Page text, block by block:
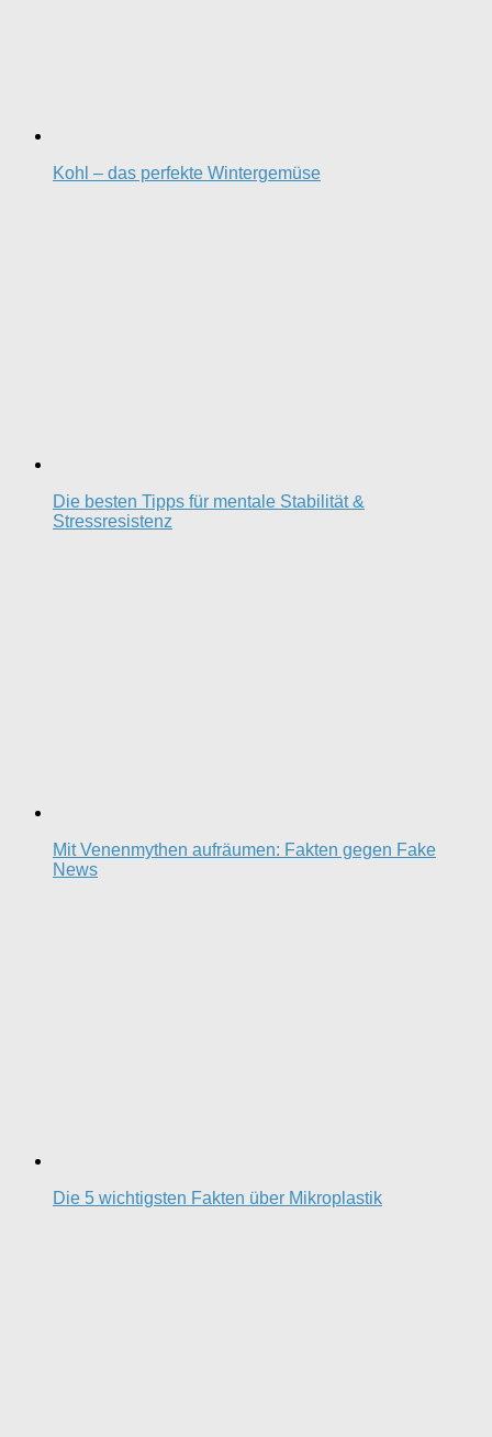
Kohl – das perfekte Wintergemüse
Die besten Tipps für mentale Stabilität &
Stressresistenz
Mit Venenmythen aufräumen: Fakten gegen Fake
News
Die 5 wichtigsten Fakten über Mikroplastik